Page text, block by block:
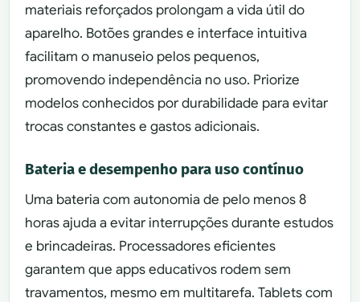
materiais reforçados prolongam a vida útil do
aparelho. Botões grandes e interface intuitiva
facilitam o manuseio pelos pequenos,
promovendo independência no uso. Priorize
modelos conhecidos por durabilidade para evitar
trocas constantes e gastos adicionais.
Bateria e desempenho para uso contínuo
Uma bateria com autonomia de pelo menos 8
horas ajuda a evitar interrupções durante estudos
e brincadeiras. Processadores eficientes
garantem que apps educativos rodem sem
travamentos, mesmo em multitarefa. Tablets com